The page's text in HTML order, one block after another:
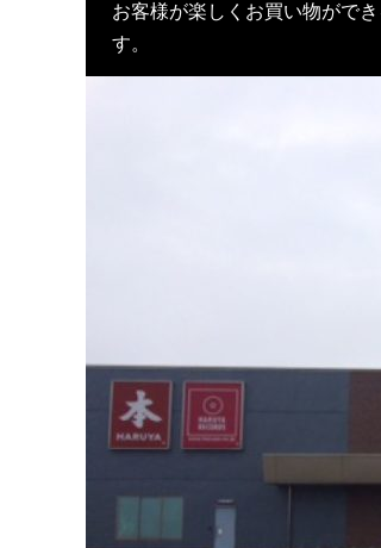
お客様が楽しくお買い物がで
す。